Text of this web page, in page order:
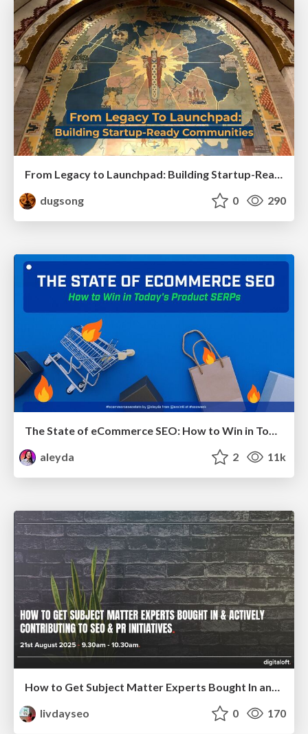
dugsong
0 290
The State of eCommerce SEO: How to Win in Today's Products SERPs - #SEOweek
aleyda
2 11k
How to Get Subject Matter Experts Bought In and Actively Contributing to SEO & PR Initiatives.
livdayseo
0 170